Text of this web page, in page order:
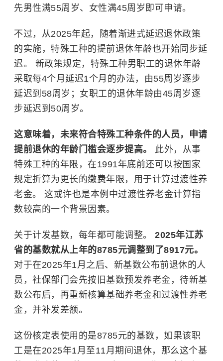
先男性满55周岁、女性满45周岁即可申请。
不过，从2025年起，随着渐进式延迟退休政策
的实施，特殊工种的提前退休年龄也开始同步延
迟。 新政策规定，特殊工种男职工的退休年龄
采取每4个月延迟1个月的办法，由55周岁逐步
延迟到58周岁；女职工的退休年龄由45周岁逐
步延迟到50周岁。
这意味着，未来符合特殊工种条件的人员，申请
提前退休的年龄门槛会逐步提高。 此外，从事
特殊工种的年限，在1991年底前还可以按国家
规定折算为更长的缴费年限，用于计算过渡性养
老金。 这或许也是本例中过渡性养老金计算指
数较高的一个背景因素。
关于计发基数，每年都可能调整。 2025年江苏
省的基数就从上年的8785元调整到了8917元。
对于在2025年1月之后、新基数公布前退休的人
员，社保部门会先按旧基数预发养老金，待新基
数公布后，再重新核算基础养老金和过渡性养老
金，并补发差额。
这份核定表使用的是8785元的基数，如果该职
工是在2025年1月至11月期间退休，那么这个基